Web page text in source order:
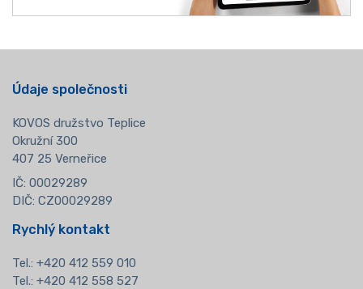
Údaje společnosti
KOVOS družstvo Teplice
Okružní 300
407 25 Verneřice
IČ: 00029289
DIČ: CZ00029289
Rychlý kontakt
Tel.: +420 412 559 010
Tel.: +420 412 558 527